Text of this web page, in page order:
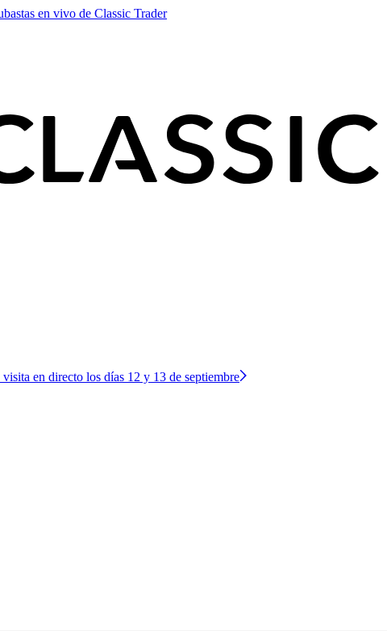
en vivo de Classic Trader
en directo los días 12 y 13 de septiembre